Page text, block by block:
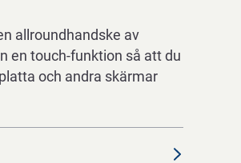
allroundhandske av
en touch-funktion så att du
och andra skärmar